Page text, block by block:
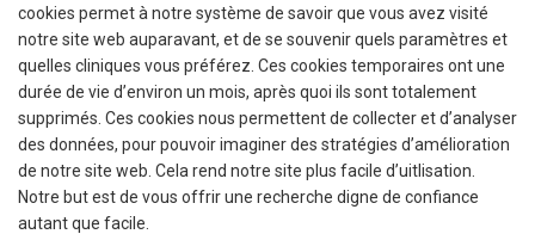
cookies permet à notre système de savoir que vous avez visité
notre site web auparavant, et de se souvenir quels paramètres et
quelles cliniques vous préférez. Ces cookies temporaires ont une
durée de vie d’environ un mois, après quoi ils sont totalement
supprimés. Ces cookies nous permettent de collecter et d’analyser
des données, pour pouvoir imaginer des stratégies d’amélioration
de notre site web. Cela rend notre site plus facile d’uitlisation.
Notre but est de vous offrir une recherche digne de confiance
autant que facile.